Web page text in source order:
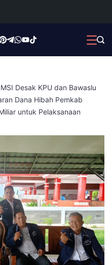
Desak KPU dan Bawaslu
Dana Hibah Pemkab
untuk Pelaksanaan